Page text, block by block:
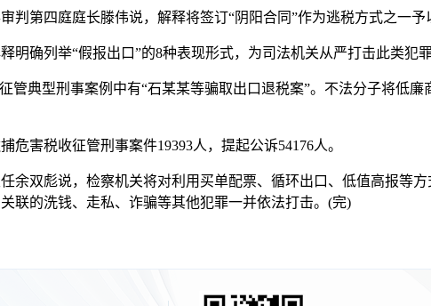
第四庭庭长滕伟说，解释将签订“阴阳合同”作为逃税方式之一予
确列举“假报出口”的8种表现形式，为司法机关从严打击此类犯罪
典型刑事案例中有“石某某等骗取出口退税案”。不法分子将低
害税收征管刑事案件19393人，提起公诉54176人。
双彪说，检察机关将对利用买单配票、循环出口、低值高报等
联的洗钱、走私、诈骗等其他犯罪一并依法打击。(完)